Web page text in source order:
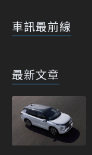
車訊最前線
最新文章